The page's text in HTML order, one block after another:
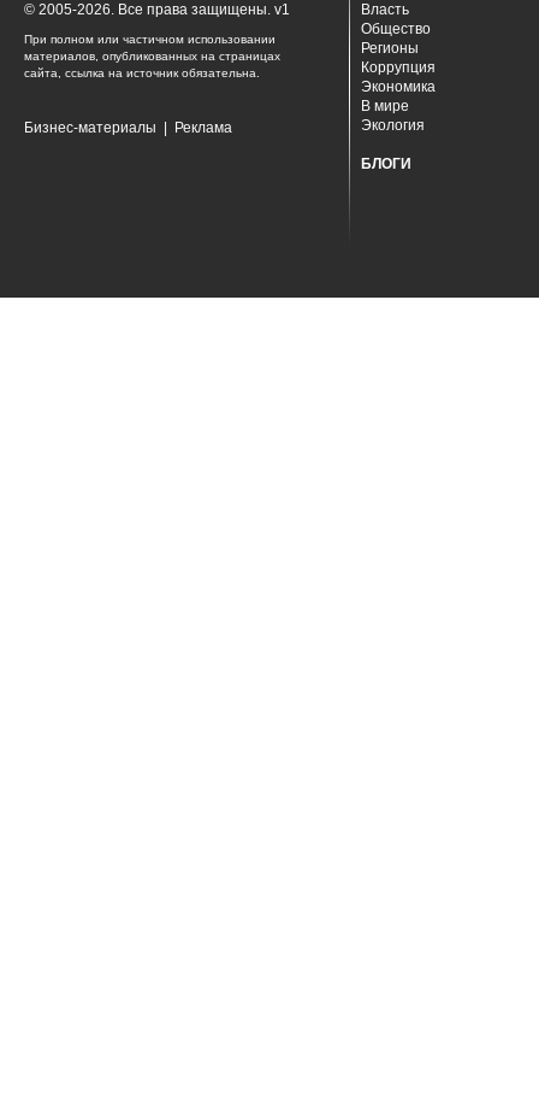
© 2005-2026. Все права защищены. v1
При полном или частичном использовании
материалов, опубликованных на страницах
сайта, ссылка на источник обязательна.
Бизнес-материалы Реклама
Власть
Общество
Регионы
Коррупция
Экономика
В мире
Экология
БЛОГИ